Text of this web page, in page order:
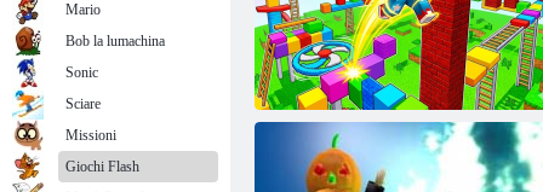
Kogama
Mario
Bob la lumachina
Sonic
Sciare
Missioni
Giochi Flash